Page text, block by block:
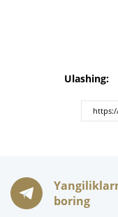
Ulashing:
boring